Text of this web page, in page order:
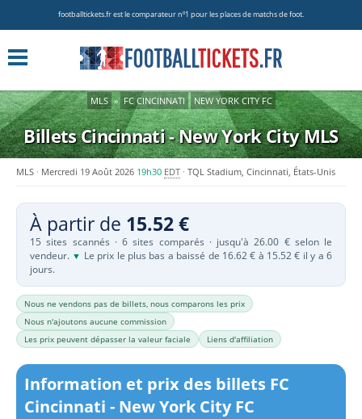
footballtickets.fr est le comparateur nº1 pour les places de matchs de foot.
MLS » FC CINCINNATI NEW YORK CITY FC
Billets Cincinnati - New York CityMLS
MLS Mercredi 19 Août 2026 19h30 EDT TQL Stadium, Cincinnati, États-Unis
À partir de 15.52 €
15 sites scannés · 6 sites comparés · jusqu'à 26.00 € selon le
vendeur. ▼ Le prix le plus bas a baissé de 16.62 € à 15.52 € il y a 6
jours.
Nous ne vendons pas de billets, nous comparons les prix
Nous n'ajoutons aucune commission
Les prix peuvent dépasser la valeur faciale
Liens d'affiliation
Information et prix des billets FC
Cincinnati - New York City FC